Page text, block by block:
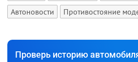
Автоновости
Противостояние
Проверь историю